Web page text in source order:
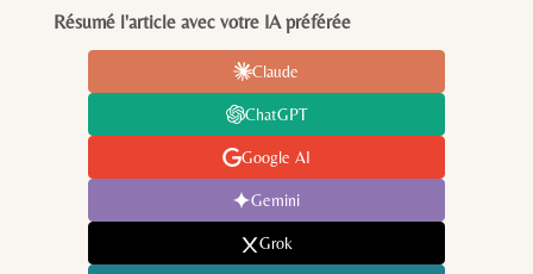
Résumé l'article avec votre IA préférée
Claude
ChatGPT
Google AI
Gemini
Grok